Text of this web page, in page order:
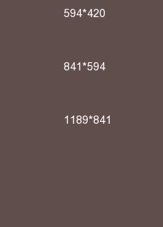
594*420
841*594
1189*841